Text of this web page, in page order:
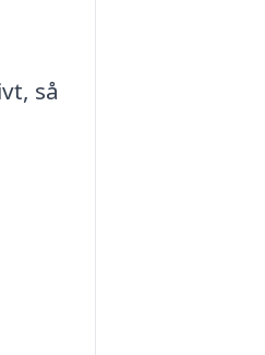
så